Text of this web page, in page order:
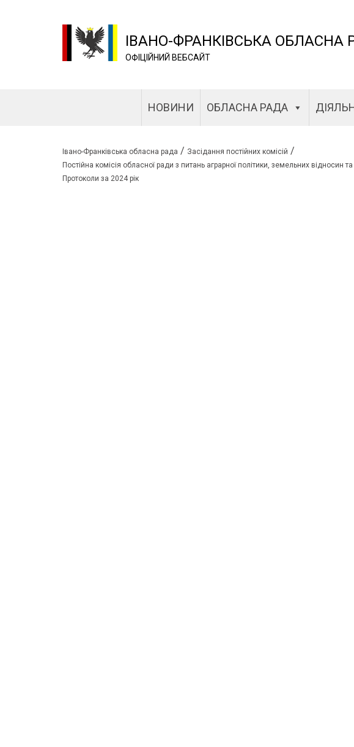
ІВАНО-ФРАНКІВСЬКА ОБЛАСНА
ОФІЦІЙНИЙ ВЕБСАЙТ
НОВИНИ ОБЛАСНА РАДА
Івано-Франківська обласна рада / Засідання постійних комісій /
Постійна комісія обласної ради з питань аграрної політики, земельних відносин та
Протоколи за 2024 рік